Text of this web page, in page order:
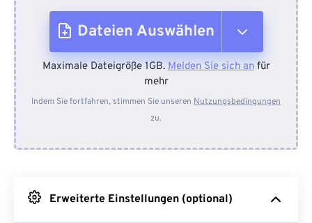
Dateien Auswählen
Vom Gerät
Von Dropbox
Maximale Dateigröße 1GB.Melden Sie sich anfür
mehr
Indem Sie fortfahren, stimmen Sie unseren Nutzungsbedingungen
zu.
Erweiterte Einstellungen (optional)